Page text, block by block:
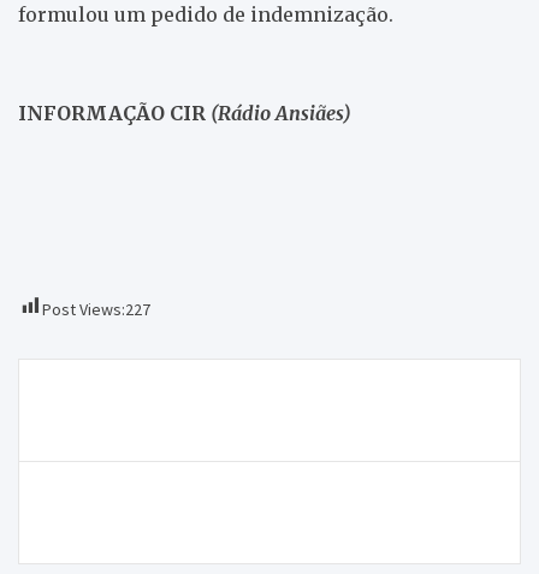
formulou um pedido de indemnização.
INFORMAÇÃO CIR (Rádio Ansiães)
Post Views:227
artigos